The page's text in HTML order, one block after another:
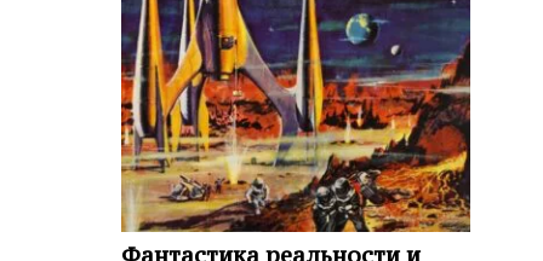
Фантастика реальности и